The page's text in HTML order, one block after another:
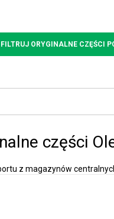
FILTRUJ ORYGINALNE CZĘŚCI
części
z magazynów